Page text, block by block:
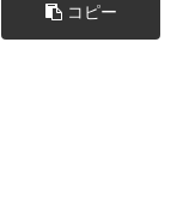
コピー